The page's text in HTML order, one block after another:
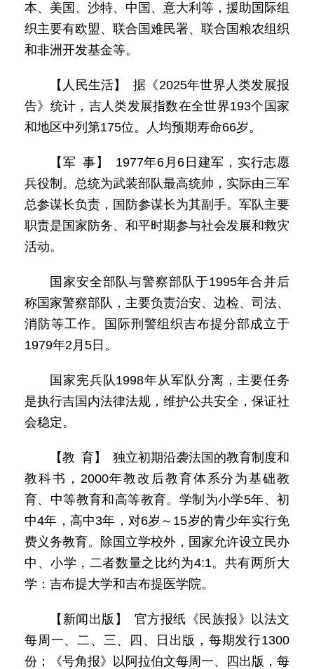
本、美国、沙特、中国、意大利等，援助国际组
织主要有欧盟、联合国难民署、联合国粮农组织
和非洲开发基金等。
【人民生活】 据《2025年世界人类发展报
告》统计，吉人类发展指数在全世界193个国家
和地区中列第175位。人均预期寿命66岁。
【军 事】 1977年6月6日建军，实行志愿
兵役制。总统为武装部队最高统帅，实际由三军
总参谋长负责，国防参谋长为其副手。军队主要
职责是国家防务、和平时期参与社会发展和救灾
活动。
国家安全部队与警察部队于1995年合并后
称国家警察部队，主要负责治安、边检、司法、
消防等工作。国际刑警组织吉布提分部成立于
1979年2月5日。
国家宪兵队1998年从军队分离，主要任务
是执行吉国内法律法规，维护公共安全，保证社
会稳定。
【教 育】 独立初期沿袭法国的教育制度和
教科书，2000年教改后教育体系分为基础教
育、中等教育和高等教育。学制为小学5年、初
中4年，高中3年，对6岁～15岁的青少年实行免
费义务教育。除国立学校外，国家允许设立民办
中、小学，二者数量之比约为4:1。共有两所大
学：吉布提大学和吉布提医学院。
【新闻出版】 官方报纸《民族报》以法文
每周一、二、三、四、日出版，每期发行1300
份；《号角报》以阿拉伯文每周一、四出版，每